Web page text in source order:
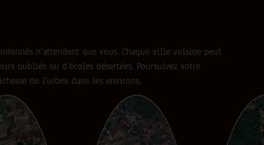
n’attendent que vous. Chaque ville voisine peut
oubliés ou d’écoles désertées. Poursuivez votre
de l’urbex dans les environs.